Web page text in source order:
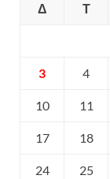
Δ
Τ
3 4
10 11
17 18
24 25